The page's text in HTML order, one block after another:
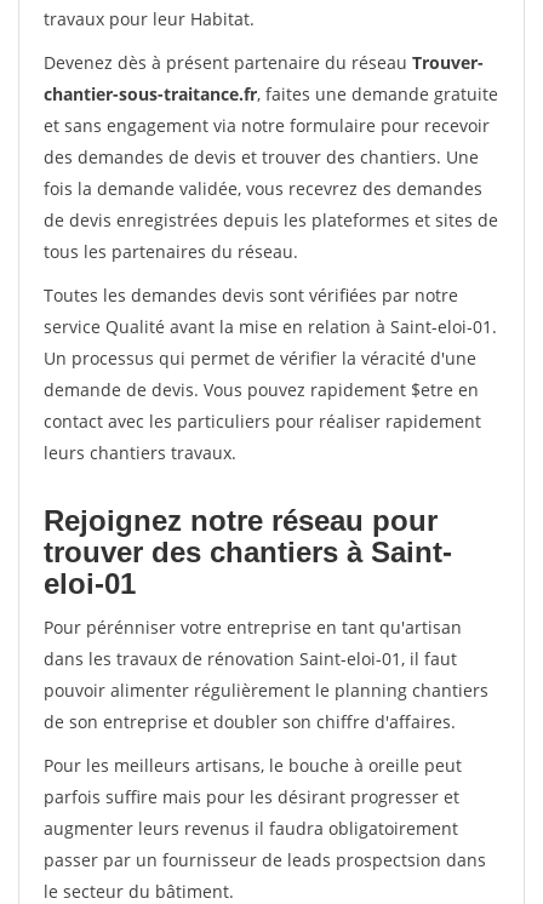
travaux pour leur Habitat.
Devenez dès à présent partenaire du réseau Trouver-
chantier-sous-traitance.fr, faites une demande gratuite
et sans engagement via notre formulaire pour recevoir
des demandes de devis et trouver des chantiers. Une
fois la demande validée, vous recevrez des demandes
de devis enregistrées depuis les plateformes et sites de
tous les partenaires du réseau.
Toutes les demandes devis sont vérifiées par notre
service Qualité avant la mise en relation à Saint-eloi-01.
Un processus qui permet de vérifier la véracité d'une
demande de devis. Vous pouvez rapidement $etre en
contact avec les particuliers pour réaliser rapidement
leurs chantiers travaux.
Rejoignez notre réseau pour
trouver des chantiers à Saint-
eloi-01
Pour pérénniser votre entreprise en tant qu'artisan
dans les travaux de rénovation Saint-eloi-01, il faut
pouvoir alimenter régulièrement le planning chantiers
de son entreprise et doubler son chiffre d'affaires.
Pour les meilleurs artisans, le bouche à oreille peut
parfois suffire mais pour les désirant progresser et
augmenter leurs revenus il faudra obligatoirement
passer par un fournisseur de leads prospectsion dans
le secteur du bâtiment.